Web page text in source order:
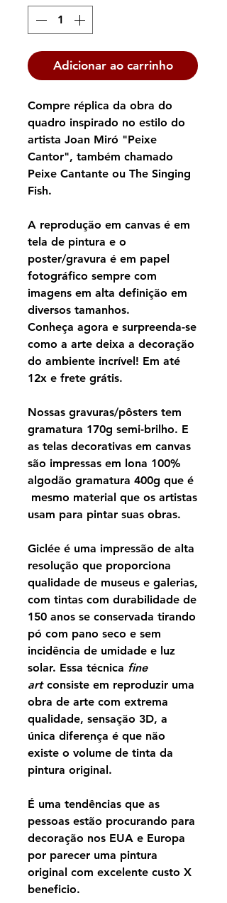
Adicionar ao carrinho
Compre réplica da obra do
quadro inspirado no estilo do
artista Joan Miró "Peixe
Cantor", também chamado
Peixe Cantante ou The Singing
Fish.
A reprodução em canvas é em
tela de pintura e o
poster/gravura é em papel
fotográfico sempre com
imagens em alta definição em
diversos tamanhos.
Conheça agora e surpreenda-se
como a arte deixa a decoração
do ambiente incrível! Em até
12x e frete grátis.
Nossas gravuras/pôsters tem
gramatura 170g semi-brilho. E
as telas decorativas em canvas
são impressas em lona 100%
algodão gramatura 400g que é
mesmo material que os artistas
usam para pintar suas obras.
Giclée é uma impressão de alta
resolução que proporciona
qualidade de museus e galerias,
com tintas com durabilidade de
150 anos se conservada tirando
pó com pano seco e sem
incidência de umidade e luz
solar. Essa técnica fine
artconsiste em reproduzir uma
obra de arte com extrema
qualidade, sensação 3D, a
única diferença é que não
existe o volume de tinta da
pintura original.
É uma tendências que as
pessoas estão procurando para
decoração nos EUA e Europa
por parecer uma pintura
original com excelente custo X
beneficio.